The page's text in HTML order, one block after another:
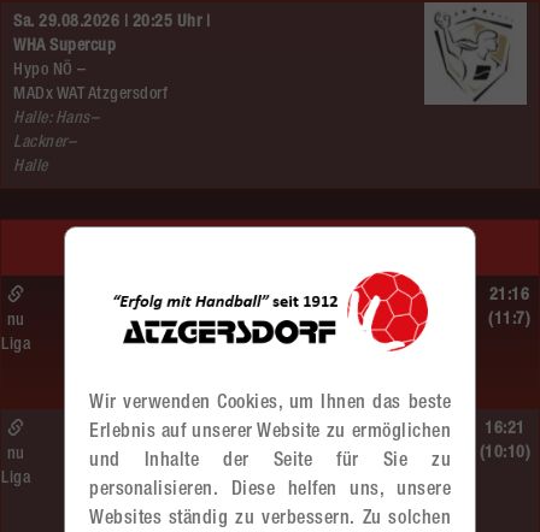
Sa. 29.08.2026 | 20:25 Uhr |
WHA Supercup
Hypo NÖ –
MADx WAT Atzgersdorf
Halle: Hans–
Lackner–
Halle
So. 14.06.2026 | 16:40 Uhr |
nu
Liga
21:16
(11:7)
So. 14.06.2026 | 14:30 Uhr |
ÖMS WU12 Finale
SG HIT/UHC Absam –
MADx WAT Atzgersdorf
nu
Liga
16:21
(10:10)
Wir verwenden Cookies, um Ihnen das beste
Erlebnis auf unserer Website zu ermöglichen
und Inhalte der Seite für Sie zu
personalisieren. Diese helfen uns, unsere
Websites ständig zu verbessern. Zu solchen